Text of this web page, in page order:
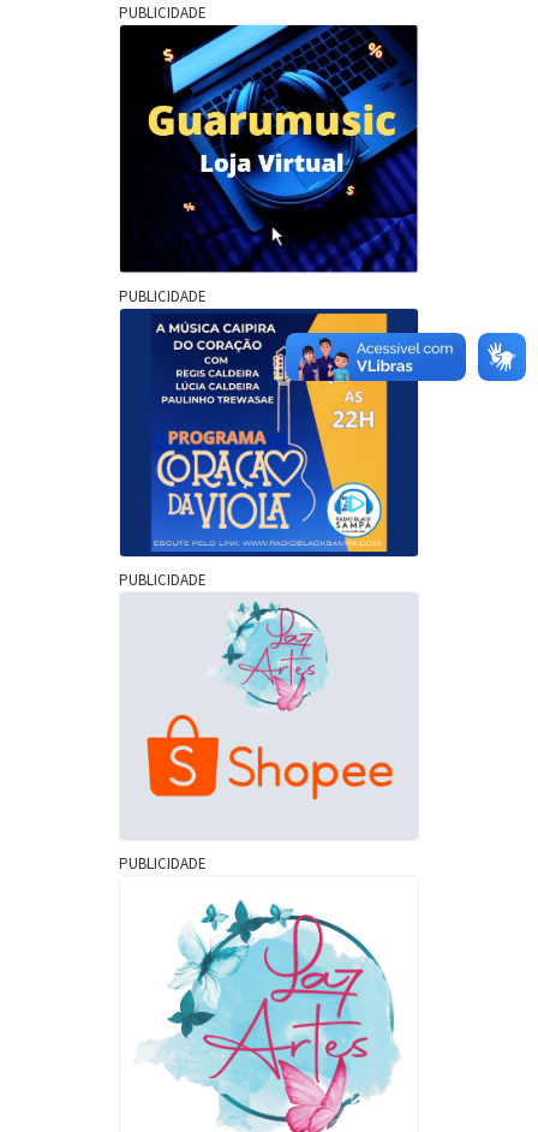
PUBLICIDADE
PUBLICIDADE
PUBLICIDADE
PUBLICIDADE